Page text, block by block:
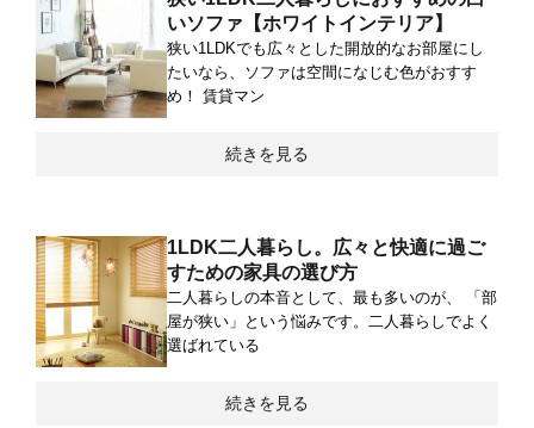
いソファ【ホワイトインテリア】
狭い1LDKでも広々とした開放的なお部屋にし
たいなら、ソファは空間になじむ色がおすす
め！ 賃貸マン
続きを見る
1LDK二人暮らし。広々と快適に過ご
すための家具の選び方
二人暮らしの本音として、最も多いのが、 「部
屋が狭い」という悩みです。二人暮らしでよく
選ばれている
続きを見る